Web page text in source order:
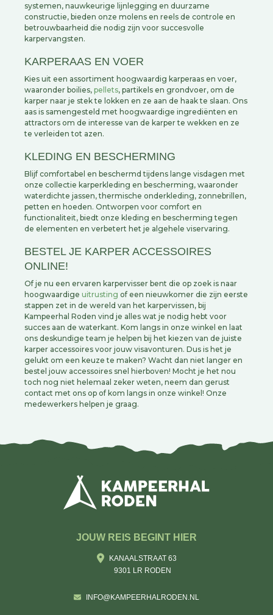
systemen, nauwkeurige lijnlegging en duurzame
constructie, bieden onze molens en reels de controle en
betrouwbaarheid die nodig zijn voor succesvolle
karpervangsten.
KARPERAAS EN VOER
Kies uit een assortiment hoogwaardig karperaas en voer,
waaronder boilies, pellets, partikels en grondvoer, om de
karper naar je stek te lokken en ze aan de haak te slaan. Ons
aas is samengesteld met hoogwaardige ingrediënten en
attractors om de interesse van de karper te wekken en ze
te verleiden tot azen.
KLEDING EN BESCHERMING
Blijf comfortabel en beschermd tijdens lange visdagen met
onze collectie karperkleding en bescherming, waaronder
waterdichte jassen, thermische onderkleding, zonnebrillen,
petten en hoeden. Ontworpen voor comfort en
functionaliteit, biedt onze kleding en bescherming tegen
de elementen en verbetert het je algehele viservaring.
BESTEL JE KARPER ACCESSOIRES
ONLINE!
Of je nu een ervaren karpervisser bent die op zoek is naar
hoogwaardige uitrusting of een nieuwkomer die zijn eerste
stappen zet in de wereld van het karpervissen, bij
Kampeerhal Roden vind je alles wat je nodig hebt voor
succes aan de waterkant. Kom langs in onze winkel en laat
ons deskundige team je helpen bij het kiezen van de juiste
karper accessoires voor jouw visavonturen. Dus is het je
gelukt om een keuze te maken? Wacht dan niet langer en
bestel jouw accessoires snel hierboven! Mocht je het nou
toch nog niet helemaal zeker weten, neem dan gerust
contact met ons op of kom langs in onze winkel! Onze
medewerkers helpen je graag.
JOUW REIS BEGINT HIER
KANAALSTRAAT 63
9301 LR RODEN
INFO@KAMPEERHALRODEN.NL